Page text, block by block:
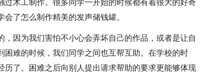
木工制作。很多同学一开始的时候都有着很大的好奇
了怎么制作精美的发声储钱罐。
因为我们害怕不小心会弄坏自己的作品，或者是让自
难的时候，我们同学之间也互帮互助。在学校的时
了。困难之后向别人提出请求帮助的要求更能够体现